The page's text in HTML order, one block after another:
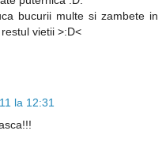
bucurii multe si zambete in
vietii >:D<
la 12:31